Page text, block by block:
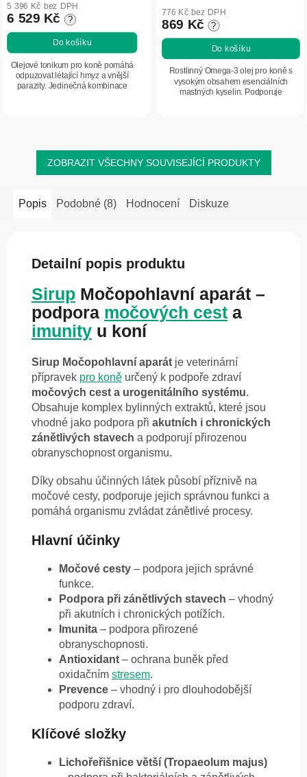
5 396 Kč bez DPH
6 529 Kč ?
Do košíku
Olejové tonikum pro koně pomáhá
odpuzovat létající hmyz a vnější
parazity. Jedinečná kombinace
776 Kč bez DPH
869 Kč ?
Do košíku
Rostlinný Omega-3 olej pro koně s
vysokým obsahem esenciálních
mastných kyselin. Podporuje
ZOBRAZIT VŠECHNY SOUVISEJÍCÍ PRODUKTY
Popis Podobné (8) Hodnocení Diskuze
Detailní popis produktu
Sirup Močopohlavní aparát –
podpora močových cest a
imunity u koní
Sirup Močopohlavní aparát je veterinární
přípravek pro koně určený k podpoře zdraví
močových cest a urogenitálního systému.
Obsahuje komplex bylinných extraktů, které jsou
vhodné jako podpora při akutních i chronických
zánětlivých stavech a podporují přirozenou
obranyschopnost organismu.
Díky obsahu účinných látek působí příznivě na
močové cesty, podporuje jejich správnou funkci a
pomáhá organismu zvládat zánětlivé procesy.
Hlavní účinky
Močové cesty – podpora jejich správné
funkce.
Podpora při zánětlivých stavech – vhodný
při akutních i chronických potížích.
Imunita – podpora přirozené
obranyschopnosti.
Antioxidant – ochrana buněk před
oxidačním stresem.
Prevence – vhodný i pro dlouhodobější
podporu zdraví.
Klíčové složky
Lichořeřišnice větší (Tropaeolum majus)